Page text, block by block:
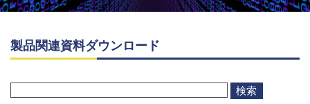
製品関連資料ダウンロード